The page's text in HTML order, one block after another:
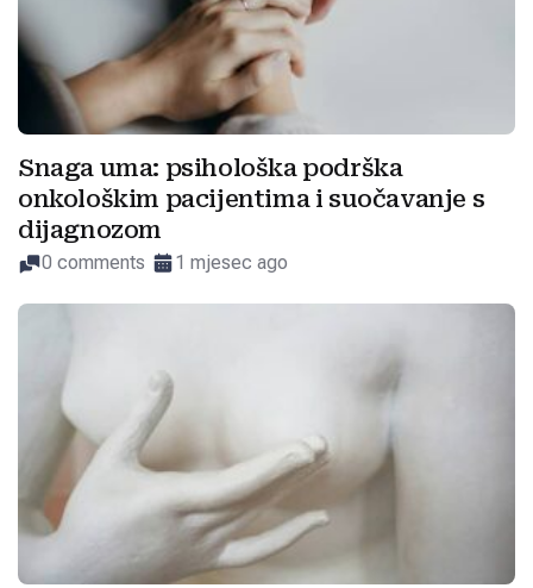
Snaga uma: psihološka podrška
onkološkim pacijentima i suočavanje s
dijagnozom
0 comments 1 mjesec ago